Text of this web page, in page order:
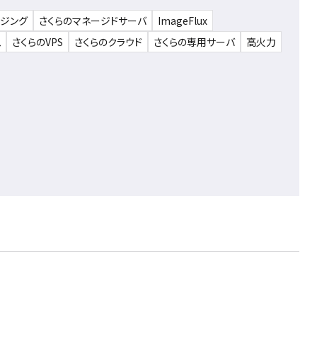
ング さくらのマネージドサーバ
ImageFlux
さくらのVPS さくらのクラウド さくらの専用サーバ
高火力